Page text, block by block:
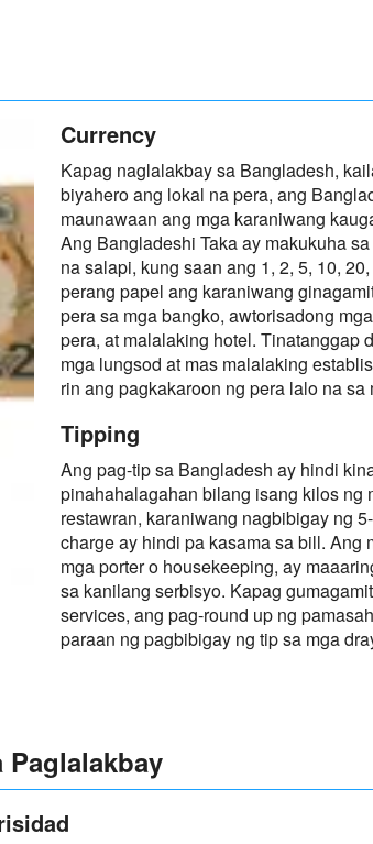
Currency
Kapag naglalakbay sa Bangladesh,
biyahero ang lokal na pera, ang
maunawaan ang mga karaniwang
Ang Bangladeshi Taka ay makukuha
na salapi, kung saan ang 1, 2, 5, 10,
perang papel ang karaniwang
pera sa mga bangko, awtorisadong
pera, at malalaking hotel. Tinatanggap
mga lungsod at mas malalaking
rin ang pagkakaroon ng pera lalo na sa
Tipping
Ang pag-tip sa Bangladesh ay hindi
pinahahalagahan bilang isang kilos ng
restawran, karaniwang nagbibigay ng
charge ay hindi pa kasama sa bill. Ang
mga porter o housekeeping, ay
sa kanilang serbisyo. Kapag
services, ang pag-round up ng
paraan ng pagbibigay ng tip sa mga